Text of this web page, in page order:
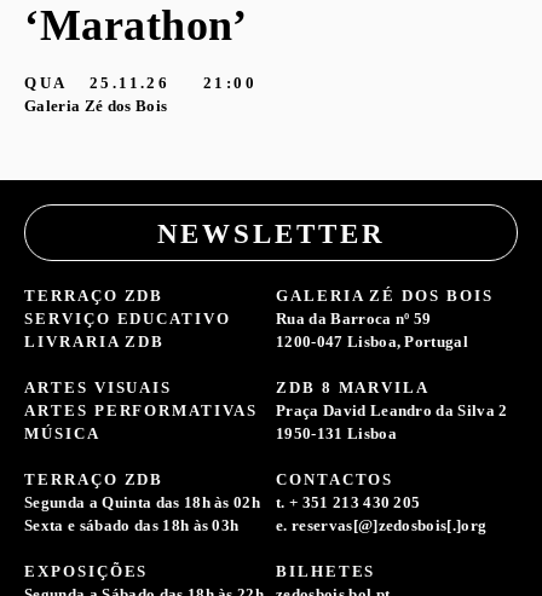
‘Marathon’
QUA 25.11.26
21:00
Galeria Zé dos Bois
NEWSLETTER
TERRAÇO ZDB
SERVIÇO EDUCATIVO
LIVRARIA ZDB
ARTES VISUAIS
ARTES PERFORMATIVAS
MÚSICA
GALERIA ZÉ DOS BOIS
Rua da Barroca nº 59
1200-047 Lisboa, Portugal
ZDB 8 MARVILA
Praça David Leandro da Silva 2
1950-131 Lisboa
TERRAÇO ZDB
Segunda a Quinta das 18h às 02h
Sexta e sábado das 18h às 03h
EXPOSIÇÕES
CONTACTOS
t. + 351 213 430 205
e. reservas[@]zedosbois[.]org
BILHETES